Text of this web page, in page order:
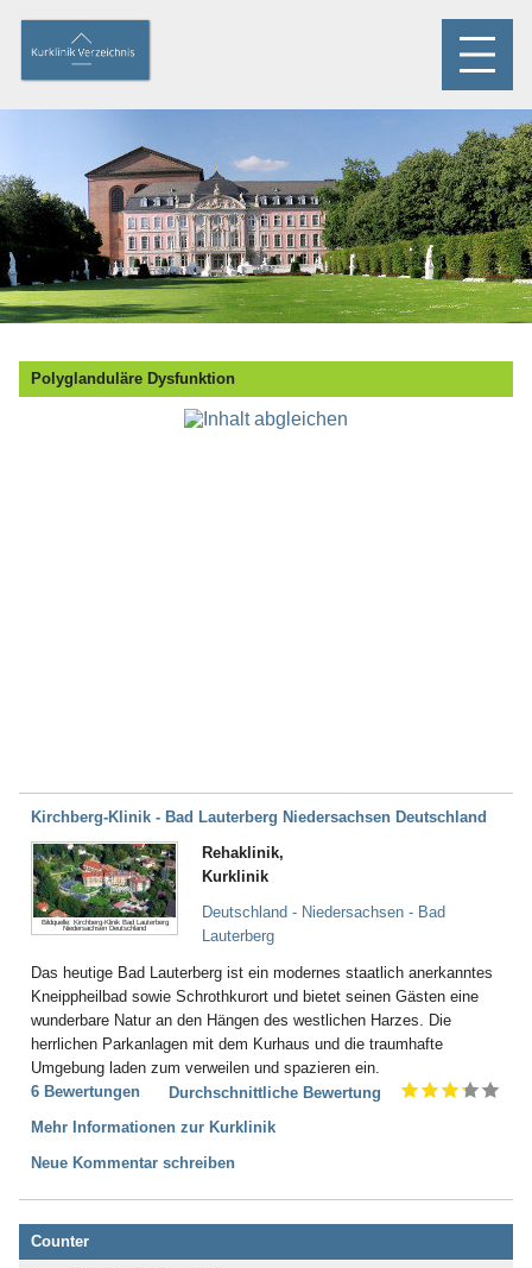
Polyglanduläre Dysfunktion
Kirchberg-Klinik - Bad Lauterberg Niedersachsen Deutschland
Bildquelle: Kirchberg-Klinik Bad Lauterberg
Niedersachsen Deutschland
Rehaklinik,
Kurklinik
Deutschland - Niedersachsen - Bad
Lauterberg
Das heutige Bad Lauterberg ist ein modernes staatlich anerkanntes
Kneippheilbad sowie Schrothkurort und bietet seinen Gästen eine
wunderbare Natur an den Hängen des westlichen Harzes. Die
herrlichen Parkanlagen mit dem Kurhaus und die traumhafte
Umgebung laden zum verweilen und spazieren ein.
6 Bewertungen
Durchschnittliche Bewertung
Mehr Informationen zur Kurklinik
Neue Kommentar schreiben
Counter